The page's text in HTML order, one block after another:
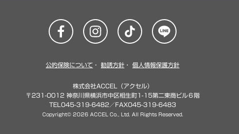
公的保険について ・ 勧誘方針 ・ 個人情報保護方針
株式会社ACCEL（アクセル）
〒231-0012 神奈川県横浜市中区相生町1-15第二東商ビル６階
TEL045-319-6482／FAX045-319-6483
Copyright© 2026 ACCEL Co., Ltd. All Rights Reserved.